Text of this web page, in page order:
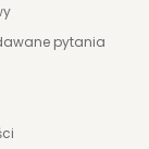
pytania